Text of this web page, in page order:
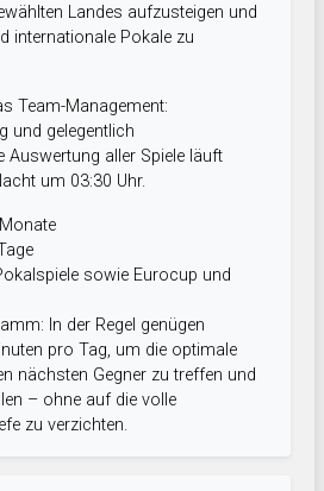
Landes aufzusteigen und
internationale Pokale zu
Team-Management:
und gelegentlich
Auswertung aller Spiele läuft
um 03:30 Uhr.
sowie Eurocup und
In der Regel genügen
pro Tag, um die optimale
nächsten Gegner zu treffen und
– ohne auf die volle
zu verzichten.